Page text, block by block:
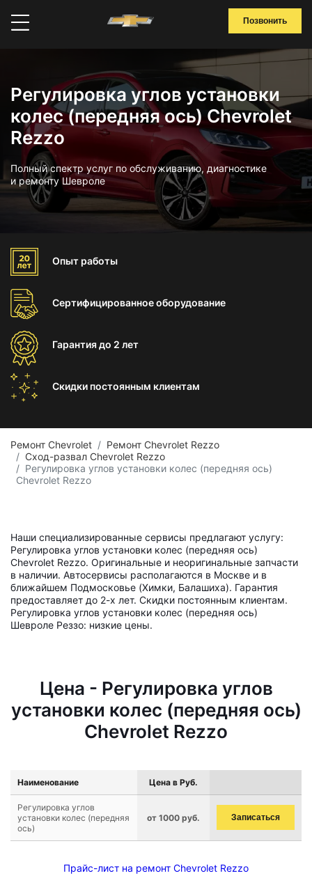
Позвонить
Регулировка углов установки
колес (передняя ось) Chevrolet
Rezzo
Полный спектр услуг по обслуживанию, диагностике
и ремонту Шевроле
Опыт работы
Сертифицированноеоборудование
Гарантиядо 2 лет
Скидки постоянным клиентам
Ремонт Chevrolet
Ремонт Chevrolet Rezzo
Сход-развал Chevrolet Rezzo
Регулировка углов установки колес (передняя ось)
Chevrolet Rezzo
Наши специализированные сервисы предлагают услугу:
Регулировка углов установки колес (передняя ось)
Chevrolet Rezzo. Оригинальные и неоригинальные запчасти
в наличии. Автосервисы располагаются в Москве и в
ближайшем Подмосковье (Химки, Балашиха). Гарантия
предоставляет до 2-х лет. Скидки постоянным клиентам.
Регулировка углов установки колес (передняя ось)
Шевроле Реззо: низкие цены.
Цена - Регулировка углов
установки колес (передняя ось)
Chevrolet Rezzo
Наименование Цена в Руб.
Регулировка углов
установки колес (передняя
ось)
от 1000 руб. Записаться
Прайс-лист на ремонт Chevrolet Rezzo